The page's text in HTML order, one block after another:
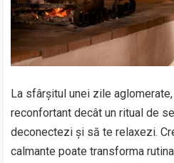
La sfârșitul unei zile
reconfortant decât un ritual de
deconectezi și să te relaxezi.
calmante poate transforma